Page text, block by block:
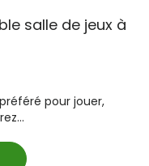
salle de jeux à
pour jouer,